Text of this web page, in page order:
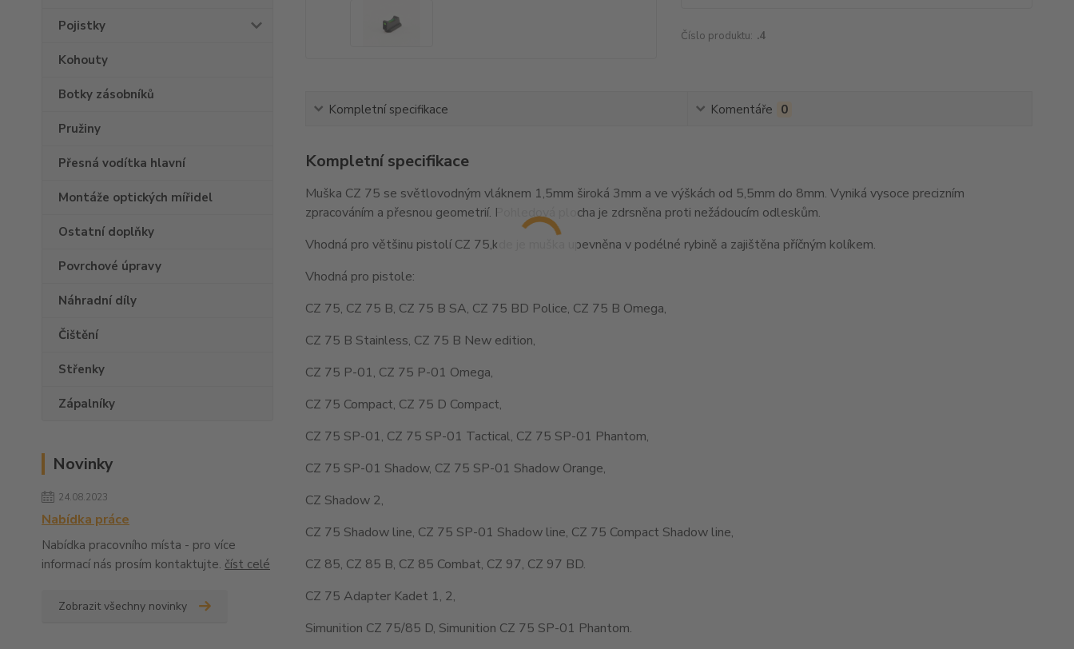
Pojistky
Kohouty
Botky zásobníků
Pružiny
Přesná vodítka hlavní
Montáže optických mířidel
Ostatní doplňky
Povrchové úpravy
Náhradní díly
Čištění
Střenky
Zápalníky
Novinky
24.08.2023
Nabídka práce
Nabídka pracovního místa - pro více
informací nás prosím kontaktujte. číst celé
Zobrazit všechny novinky
Číslo produktu: .4
Kompletní specifikace Komentáře 0
Kompletní specifikace
Muška CZ 75 se světlovodným vláknem 1,5mm široká 3mm a ve výškách od 5,5mm do 8mm. Vyniká vysoce precizním
zpracováním a přesnou geometrií. Pohledová plocha je zdrsněna proti nežádoucím odleskům.
Vhodná pro většinu pistolí CZ 75,kde je muška upevněna v podélné rybině a zajištěna příčným kolíkem.
Vhodná pro pistole:
CZ 75, CZ 75 B, CZ 75 B SA, CZ 75 BD Police, CZ 75 B Omega,
CZ 75 B Stainless, CZ 75 B New edition,
CZ 75 P-01, CZ 75 P-01 Omega,
CZ 75 Compact, CZ 75 D Compact,
CZ 75 SP-01, CZ 75 SP-01 Tactical, CZ 75 SP-01 Phantom,
CZ 75 SP-01 Shadow, CZ 75 SP-01 Shadow Orange,
CZ Shadow 2,
CZ 75 Shadow line, CZ 75 SP-01 Shadow line, CZ 75 Compact Shadow line,
CZ 85, CZ 85 B, CZ 85 Combat, CZ 97, CZ 97 BD.
CZ 75 Adapter Kadet 1, 2,
Simunition CZ 75/85 D, Simunition CZ 75 SP-01 Phantom.